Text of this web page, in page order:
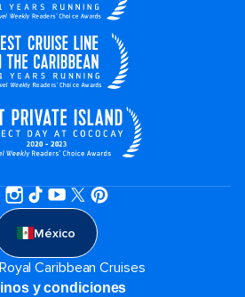
México
Caribbean Cruises
y condiciones